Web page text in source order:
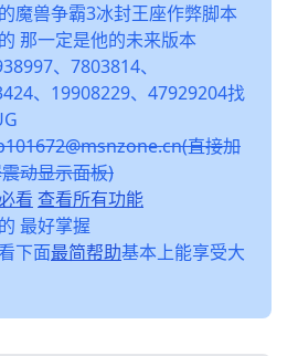
魔兽争霸3冰封王座作弊脚本
那一定是他的未来版本
、7803814、
、19908229、47929204找
直接加
动显示面板)
看 查看所有功能
最好掌握
下面最简帮助基本上能享受大